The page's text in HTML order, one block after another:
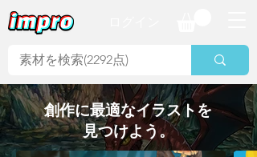
創作に最適なイラストを
見つけよう。